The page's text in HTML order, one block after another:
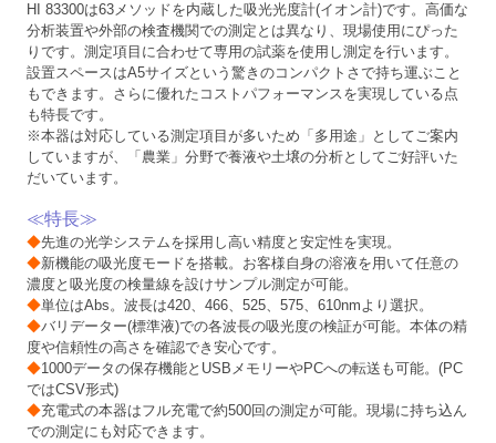
HI 83300は63メソッドを内蔵した吸光光度計(イオン計)です。高価な
分析装置や外部の検査機関での測定とは異なり、現場使用にぴった
りです。測定項目に合わせて専用の試薬を使用し測定を行います。
設置スペースはA5サイズという驚きのコンパクトさで持ち運ぶこと
もできます。さらに優れたコストパフォーマンスを実現している点
も特長です。
※本器は対応している測定項目が多いため「多用途」としてご案内
していますが、「農業」分野で養液や土壌の分析としてご好評いた
だいています。
≪特長≫
◆先進の光学システムを採用し高い精度と安定性を実現。
◆新機能の吸光度モードを搭載。お客様自身の溶液を用いて任意の
濃度と吸光度の検量線を設けサンプル測定が可能。
◆単位はAbs。波長は420、466、525、575、610nmより選択。
◆バリデーター(標準液)での各波長の吸光度の検証が可能。本体の精
度や信頼性の高さを確認でき安心です。
◆1000データの保存機能とUSBメモリーやPCへの転送も可能。(PC
ではCSV形式)
◆充電式の本器はフル充電で約500回の測定が可能。現場に持ち込ん
での測定にも対応できます。